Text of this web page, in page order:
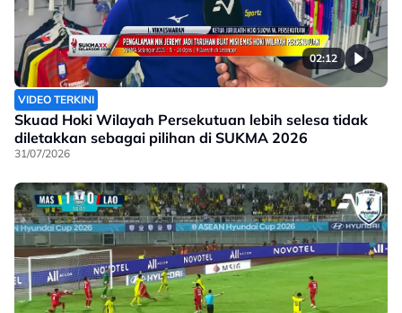
02:12
VIDEO TERKINI
Skuad Hoki Wilayah Persekutuan lebih selesa tidak
diletakkan sebagai pilihan di SUKMA 2026
31/07/2026